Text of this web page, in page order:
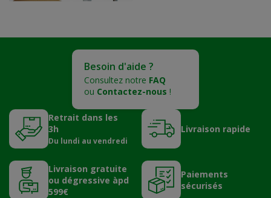
Besoin d'aide ?
Consultez notre FAQ
ou Contactez-nous !
Retrait dans les
3h
Du lundi au vendredi
Livraison rapide
Livraison gratuite
ou dégressive àpd
599€
Paiements
sécurisés